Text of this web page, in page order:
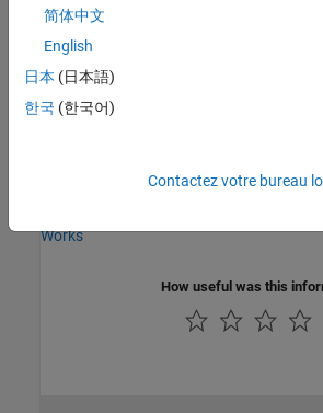
See Also
Simulation 3D Trailer
Coordinate Systems in Vehicle Dynamics
Works
How useful was this
简体中文
English
日本 (日本語)
한국 (한국어)
Contactez votre bureau